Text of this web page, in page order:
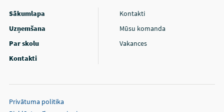
Sākumlapa
Uzņemšana
Par skolu
Kontakti
Kontakti
Mūsu komanda
Vakances
Privātuma politika